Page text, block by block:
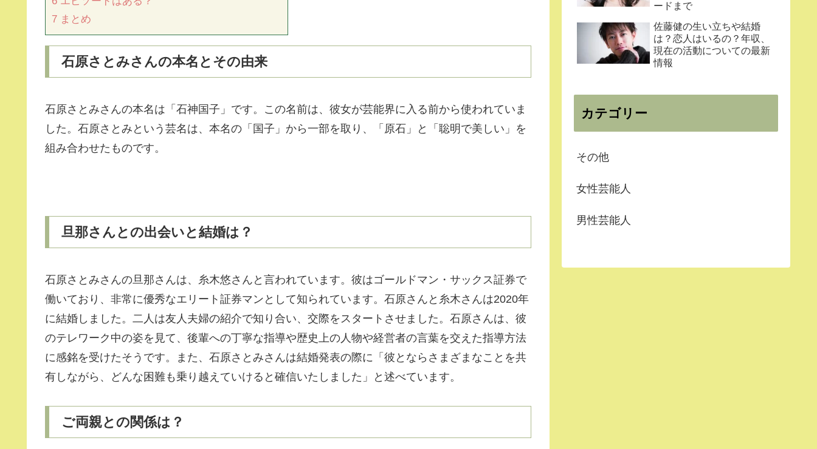
7 まとめ
石原さとみさんの本名とその由来
石原さとみさんの本名は「石神国子」です。この名前は、彼女が芸能界に入る前から使われていま
した。石原さとみという芸名は、本名の「国子」から一部を取り、「原石」と「聡明で美しい」を
組み合わせたものです。
旦那さんとの出会いと結婚は？
石原さとみさんの旦那さんは、糸木悠さんと言われています。彼はゴールドマン・サックス証券で
働いており、非常に優秀なエリート証券マンとして知られています。石原さんと糸木さんは2020年
に結婚しました。二人は友人夫婦の紹介で知り合い、交際をスタートさせました。石原さんは、彼
のテレワーク中の姿を見て、後輩への丁寧な指導や歴史上の人物や経営者の言葉を交えた指導方法
に感銘を受けたそうです。また、石原さとみさんは結婚発表の際に「彼とならさまざまなことを共
有しながら、どんな困難も乗り越えていけると確信いたしました」と述べています。
ご両親との関係は？
ードまで
佐藤健の生い立ちや結婚
は？恋人はいるの？年収、
現在の活動についての最新
情報
カテゴリー
その他
女性芸能人
男性芸能人